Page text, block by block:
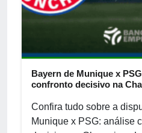
Bayern de Munique x
confronto decisivo na
Confira tudo sobre a
Munique x PSG: análise